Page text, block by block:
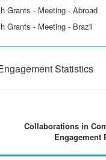
Grants - Meeting - Abroad
Grants - Meeting - Brazil
Statistics
Collaborations in
Engagement